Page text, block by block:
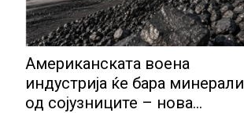
Американската воена
индустрија ќе бара минерали
од сојузниците – нова